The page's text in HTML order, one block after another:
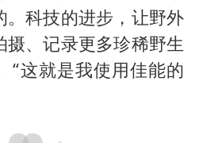
。科技的进步，让野外
、记录更多珍稀野生
“这就是我使用佳能的